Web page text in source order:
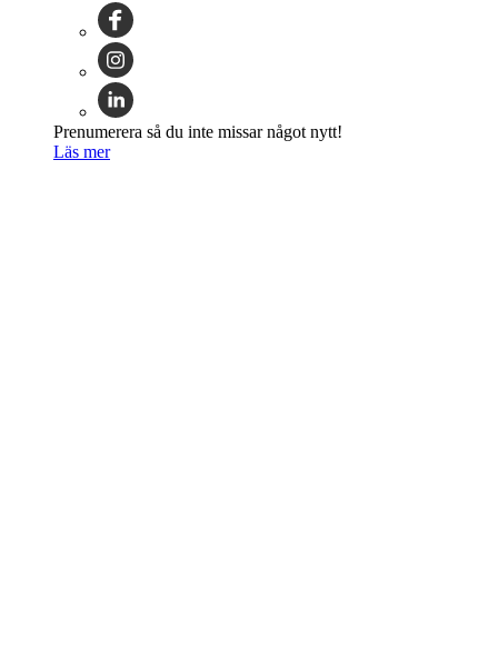
Prenumerera så du inte missar något nytt!
Läs mer